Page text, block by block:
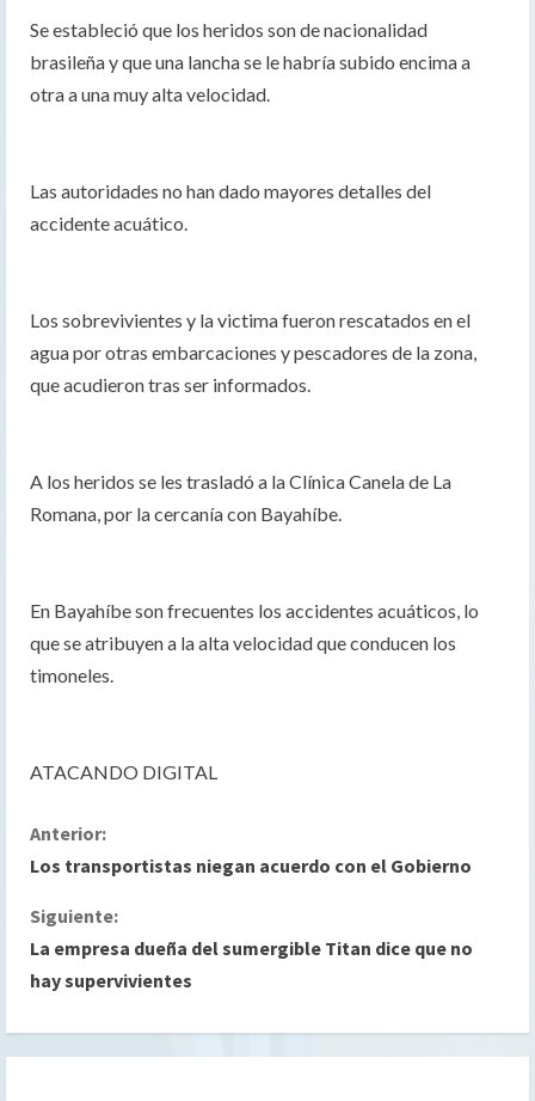
Se estableció que los heridos son de nacionalidad
brasileña y que una lancha se le habría subido encima a
otra a una muy alta velocidad.
Las autoridades no han dado mayores detalles del
accidente acuático.
Los sobrevivientes y la victima fueron rescatados en el
agua por otras embarcaciones y pescadores de la zona,
que acudieron tras ser informados.
A los heridos se les trasladó a la Clínica Canela de La
Romana, por la cercanía con Bayahíbe.
En Bayahíbe son frecuentes los accidentes acuáticos, lo
que se atribuyen a la alta velocidad que conducen los
timoneles.
ATACANDO DIGITAL
S
g
u
e
Anterior:
Los transportistas niegan acuerdo con el Gobierno
Siguiente:
La empresa dueña del sumergible Titan dice que no
hay supervivientes